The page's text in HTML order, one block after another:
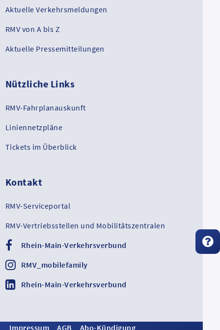
Aktuelle Verkehrsmeldungen
RMV von A bis Z
Aktuelle Pressemitteilungen
Nützliche Links
RMV-Fahrplanauskunft
Liniennetzpläne
Tickets im Überblick
Kontakt
RMV-Serviceportal
RMV-Vertriebsstellen und Mobilitätszentralen
Rhein-Main-Verkehrsverbund
RMV_mobilefamily
Rhein-Main-Verkehrsverbund
Impressum AGB Abo-Kündigung